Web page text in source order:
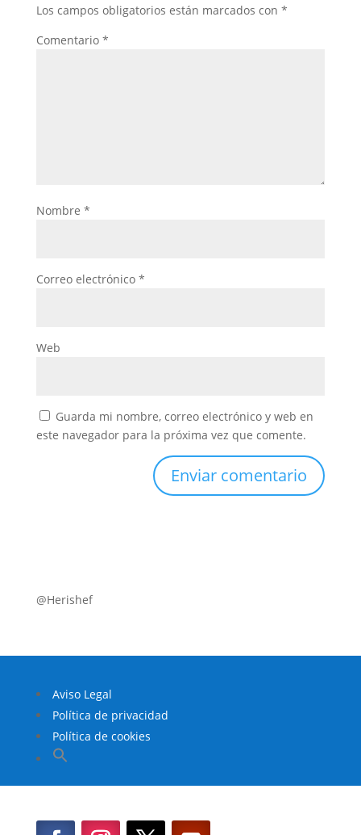
Los campos obligatorios están marcados con *
Comentario *
Nombre *
Correo electrónico *
Web
Guarda mi nombre, correo electrónico y web en
este navegador para la próxima vez que comente.
@Herishef
Aviso Legal
Política de privacidad
Política de cookies
Buscar:
Botón de búsqueda